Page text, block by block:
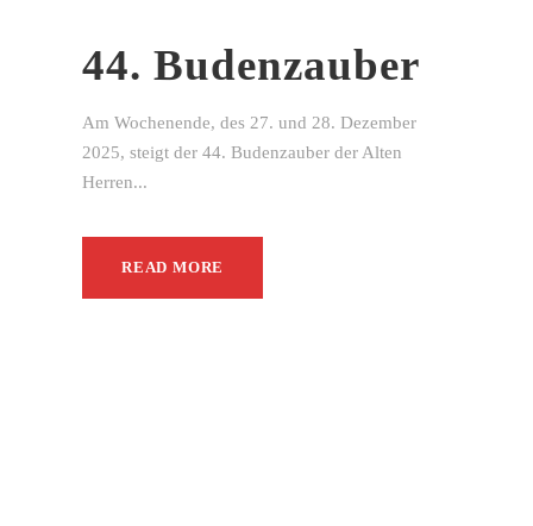
44. Budenzauber
Am Wochenende, des 27. und 28. Dezember
2025, steigt der 44. Budenzauber der Alten
Herren...
READ MORE